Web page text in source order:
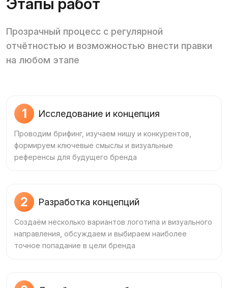
Прозрачный процесс с регулярной
отчётностью и возможностью внести правки
на любом этапе
1 Исследование и концепция
Проводим брифинг, изучаем нишу и конкурентов,
формируем ключевые смыслы и визуальные
референсы для будущего бренда
2 Разработка концепций
Создаём несколько вариантов логотипа и визуального
направления, обсуждаем и выбираем наиболее
точное попадание в цели бренда